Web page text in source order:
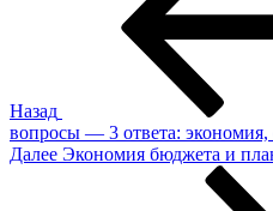
Назад
вопросы — 3 ответа: экономия,
Следующая
Далее Экономия бюджета и